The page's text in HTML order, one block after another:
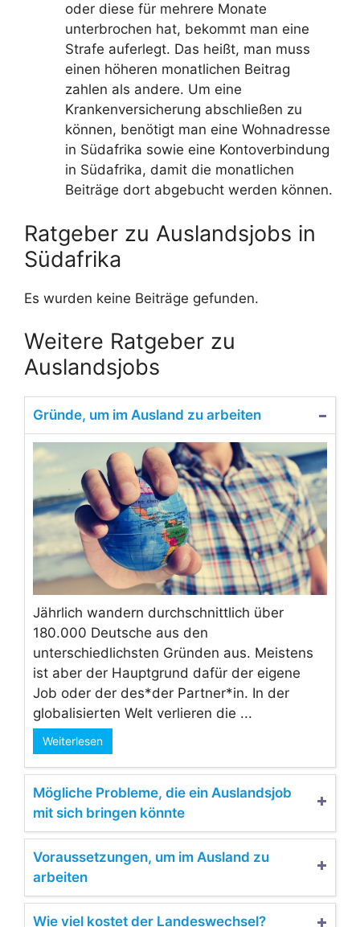
oder diese für mehrere Monate
unterbrochen hat, bekommt man eine
Strafe auferlegt. Das heißt, man muss
einen höheren monatlichen Beitrag
zahlen als andere. Um eine
Krankenversicherung abschließen zu
können, benötigt man eine Wohnadresse
in Südafrika sowie eine Kontoverbindung
in Südafrika, damit die monatlichen
Beiträge dort abgebucht werden können.
Ratgeber zu Auslandsjobs in
Südafrika
Es wurden keine Beiträge gefunden.
Weitere Ratgeber zu
Auslandsjobs
Gründe, um im Ausland zu arbeiten
Jährlich wandern durchschnittlich über
180.000 Deutsche aus den
unterschiedlichsten Gründen aus. Meistens
ist aber der Hauptgrund dafür der eigene
Job oder der des*der Partner*in. In der
globalisierten Welt verlieren die ...
Weiterlesen
Mögliche Probleme, die ein Auslandsjob
mit sich bringen könnte
Voraussetzungen, um im Ausland zu
arbeiten
Wie viel kostet der Landeswechsel?